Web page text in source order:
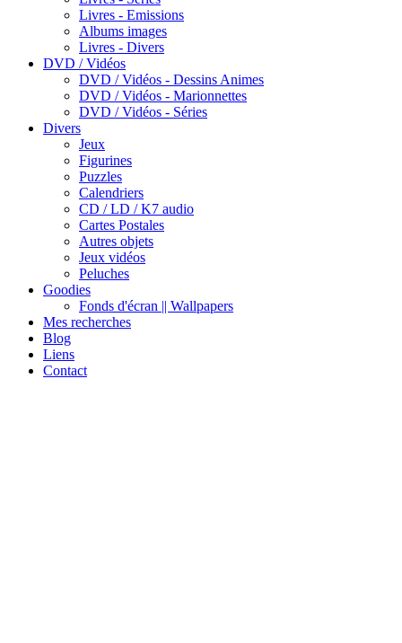
Livres - Emissions
Albums images
Livres - Divers
DVD / Vidéos
DVD / Vidéos - Dessins Animes
DVD / Vidéos - Marionnettes
DVD / Vidéos - Séries
Divers
Jeux
Figurines
Puzzles
Calendriers
CD / LD / K7 audio
Cartes Postales
Autres objets
Jeux vidéos
Peluches
Goodies
Fonds d'écran || Wallpapers
Mes recherches
Blog
Liens
Contact